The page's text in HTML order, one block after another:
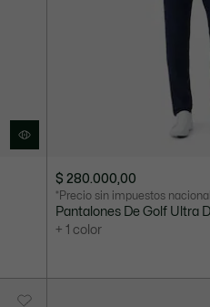
$ 280.000,00
*Precio sin impuestos
Pantalones De Golf Ultra
+ 1 color